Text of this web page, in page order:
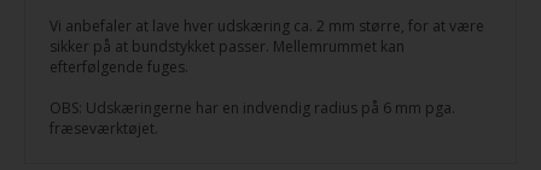
Vi anbefaler at lave hver udskæring ca. 2 mm større, for at være
sikker på at bundstykket passer. Mellemrummet kan
efterfølgende fuges.
OBS: Udskæringerne har en indvendig radius på 6 mm pga.
fræseværktøjet.